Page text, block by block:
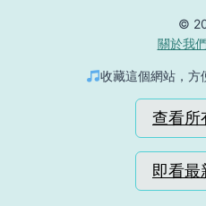
©
關於我們
收藏這個網站，方
查看所
即看最